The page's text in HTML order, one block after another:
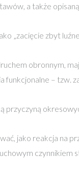
a także
„zacięcie zbyt
obronnym,
funkcjonalne – tzw.
przyczyną
jako reakcja na
czynnikiem